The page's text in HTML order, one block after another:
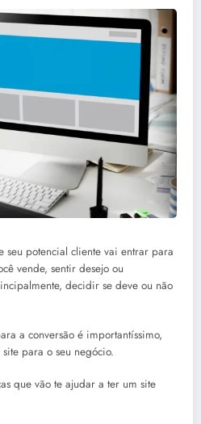
seu potencial cliente vai entrar para
vende, sentir desejo ou
decidir se deve ou não
a conversão é importantíssimo,
para o seu negócio.
que vão te ajudar a ter um site